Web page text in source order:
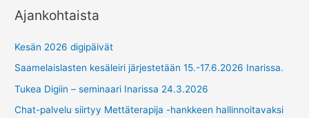
Ajankohtaista
Kesän 2026 digipäivät
Saamelaislasten kesäleiri järjestetään 15.-17.6.2026 Inarissa.
Tukea Digiin – seminaari Inarissa 24.3.2026
Chat-palvelu siirtyy Mettäterapija -hankkeen hallinnoitavaksi